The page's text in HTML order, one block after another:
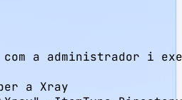
com a administrador i
a Xray